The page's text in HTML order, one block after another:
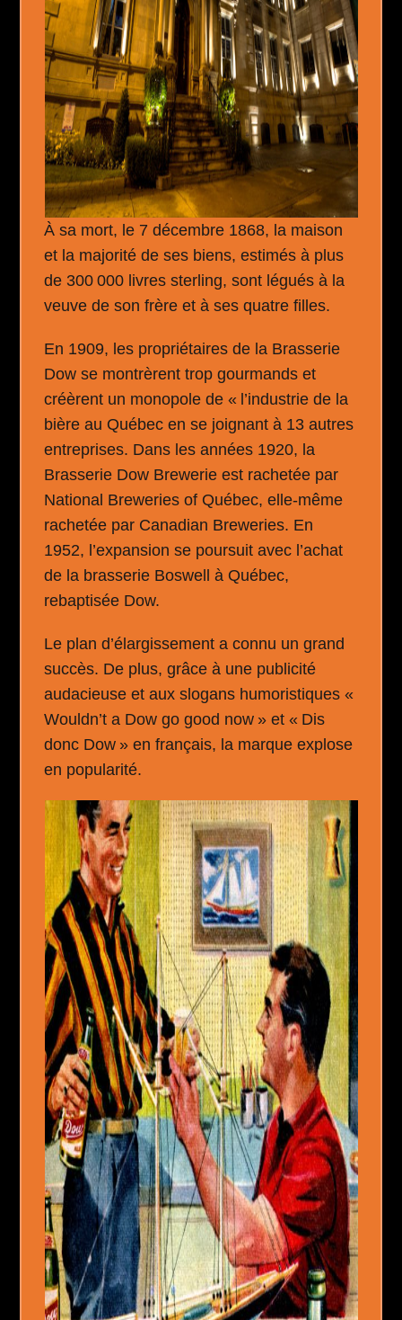
À sa mort, le 7 décembre 1868, la maison
et la majorité de ses biens, estimés à plus
de 300 000 livres sterling, sont légués à la
veuve de son frère et à ses quatre filles.
En 1909, les propriétaires de la Brasserie
Dow se montrèrent trop gourmands et
créèrent un monopole de « l’industrie de la
bière au Québec en se joignant à 13 autres
entreprises. Dans les années 1920, la
Brasserie Dow Brewerie est rachetée par
National Breweries of Québec, elle-même
rachetée par Canadian Breweries. En
1952, l’expansion se poursuit avec l’achat
de la brasserie Boswell à Québec,
rebaptisée Dow.
Le plan d’élargissement a connu un grand
succès. De plus, grâce à une publicité
audacieuse et aux slogans humoristiques «
Wouldn’t a Dow go good now » et « Dis
donc Dow » en français, la marque explose
en popularité.